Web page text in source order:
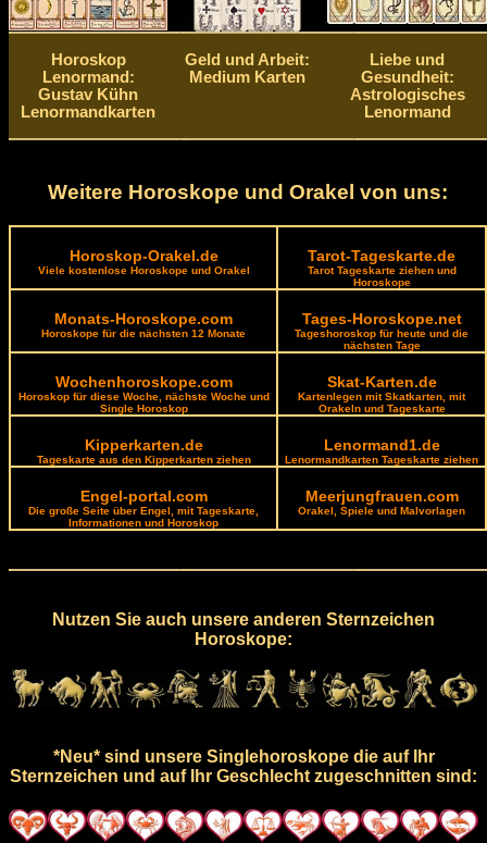
Horoskop
Lenormand:
Gustav Kühn
Lenormandkarten
Geld und Arbeit:
Medium Karten
Liebe und
Gesundheit:
Astrologisches
Lenormand
Weitere Horoskope und Orakel von uns:
Horoskop-Orakel.de
Viele kostenlose Horoskope und Orakel
Tarot-Tageskarte.de
Tarot Tageskarte ziehen und
Horoskope
Monats-Horoskope.com
Horoskope für die nächsten 12 Monate
Tages-Horoskope.net
Tageshoroskop für heute und die
nächsten Tage
Wochenhoroskope.com
Horoskop für diese Woche, nächste Woche und
Single Horoskop
Skat-Karten.de
Kartenlegen mit Skatkarten, mit
Orakeln und Tageskarte
Kipperkarten.de
Tageskarte aus den Kipperkarten ziehen
Lenormand1.de
Lenormandkarten Tageskarte ziehen
Engel-portal.com
Die große Seite über Engel, mit Tageskarte,
Informationen und Horoskop
Meerjungfrauen.com
Orakel, Spiele und Malvorlagen
Nutzen Sie auch unsere anderen Sternzeichen
Horoskope:
*Neu* sind unsere Singlehoroskope die auf Ihr
Sternzeichen und auf Ihr Geschlecht zugeschnitten sind: